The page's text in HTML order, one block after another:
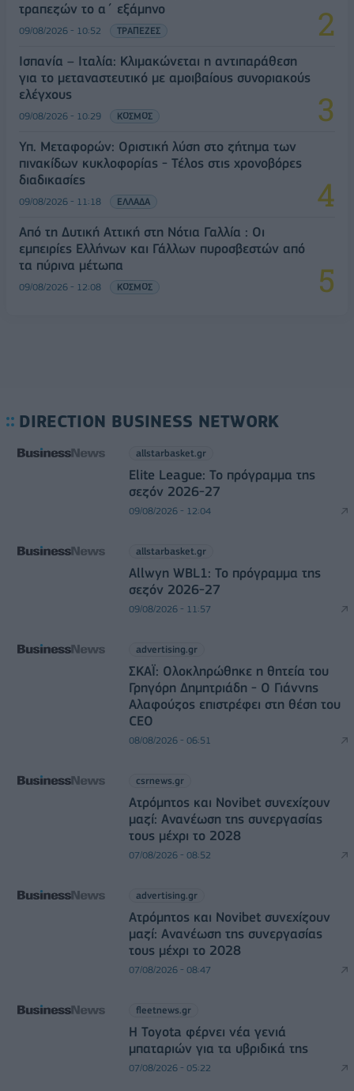
τραπεζών το α΄ εξάμηνο
09/08/2026 - 10:52 ΤΡΑΠΕΖΕΣ
Ισπανία – Ιταλία: Κλιμακώνεται η αντιπαράθεση
για το μεταναστευτικό με αμοιβαίους συνοριακούς
ελέγχους
09/08/2026 - 10:29 ΚΟΣΜΟΣ
Υπ. Μεταφορών: Οριστική λύση στο ζήτημα των
πινακίδων κυκλοφορίας - Τέλος στις χρονοβόρες
διαδικασίες
09/08/2026 - 11:18 ΕΛΛΑΔΑ
Από τη Δυτική Αττική στη Νότια Γαλλία : Οι
εμπειρίες Ελλήνων και Γάλλων πυροσβεστών από
τα πύρινα μέτωπα
09/08/2026 - 12:08 ΚΟΣΜΟΣ
DIRECTION BUSINESS NETWORK
allstarbasket.gr
Elite League: Το πρόγραμμα της
σεζόν 2026-27
09/08/2026 - 12:04
allstarbasket.gr
Allwyn WBL1: Το πρόγραμμα της
σεζόν 2026-27
09/08/2026 - 11:57
advertising.gr
ΣΚΑΪ: Ολοκληρώθηκε η θητεία του
Γρηγόρη Δημητριάδη - Ο Γιάννης
Αλαφούζος επιστρέφει στη θέση του
CEO
08/08/2026 - 06:51
csrnews.gr
Ατρόμητος και Novibet συνεχίζουν
μαζί: Ανανέωση της συνεργασίας
τους μέχρι το 2028
07/08/2026 - 08:52
advertising.gr
Ατρόμητος και Novibet συνεχίζουν
μαζί: Ανανέωση της συνεργασίας
τους μέχρι το 2028
07/08/2026 - 08:47
fleetnews.gr
Η Toyota φέρνει νέα γενιά
μπαταριών για τα υβριδικά της
07/08/2026 - 05:22